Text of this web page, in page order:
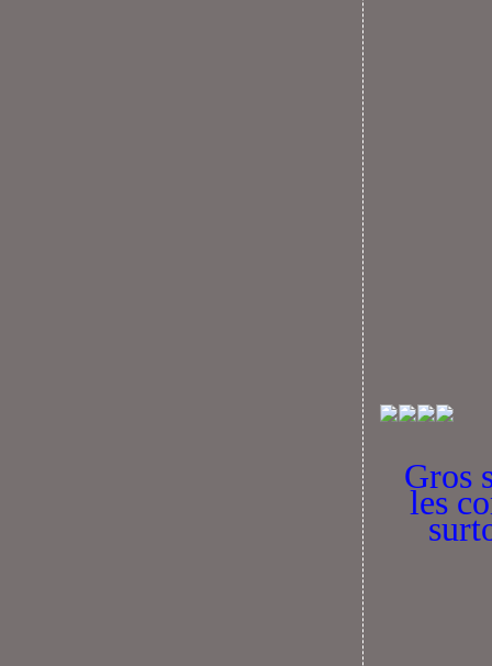
Gros
les